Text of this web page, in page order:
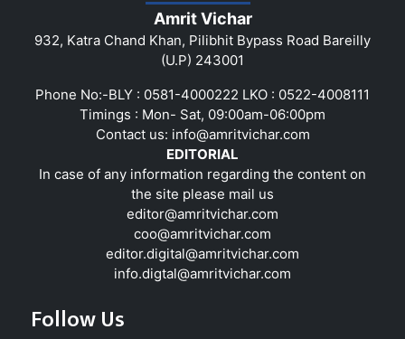
Amrit Vichar
932, Katra Chand Khan, Pilibhit Bypass Road Bareilly
(U.P) 243001
Phone No:-BLY : 0581-4000222 LKO : 0522-4008111
Timings : Mon- Sat, 09:00am-06:00pm
Contact us: info@amritvichar.com
EDITORIAL
In case of any information regarding the content on
the site please mail us
editor@amritvichar.com
coo@amritvichar.com
editor.digital@amritvichar.com
info.digtal@amritvichar.com
Follow Us